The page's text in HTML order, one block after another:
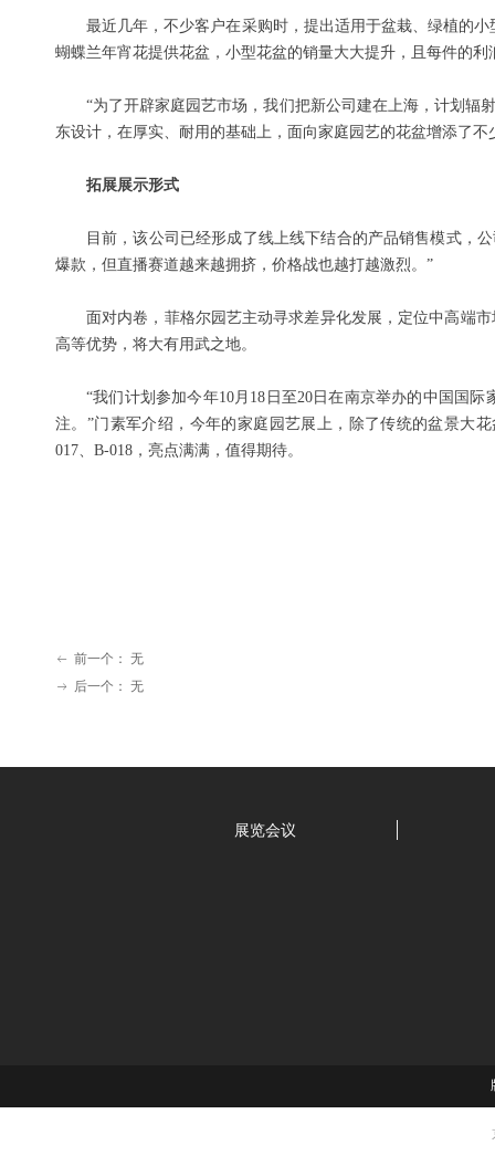
最近几年，不少客户在采购时，提出适用于盆栽、绿植的
蝴蝶兰年宵花提供花盆，小型花盆的销量大大提升，且每件的
“为了开辟家庭园艺市场，我们把新公司建在上海，计划辐
东设计，在厚实、耐用的基础上，面向家庭园艺的花盆增添了
拓展展示形式
目前，该公司已经形成了线上线下结合的产品销售模式，
爆款，但直播赛道越来越拥挤，价格战也越打越激烈。”
面对内卷，菲格尔园艺主动寻求差异化发展，定位中高端
高等优势，将大有用武之地。
“我们计划参加今年10月18日至20日在南京举办的中国国
注。”门素军介绍，今年的家庭园艺展上，除了传统的盆景大
017、B-018，亮点满满，值得期待。
ꂃ 前一个： 无
ꁹ 后一个： 无
展览会议